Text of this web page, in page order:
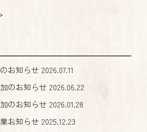
お知らせ 2026.07.11
のお知らせ 2026.06.22
のお知らせ 2026.01.28
お知らせ 2025.12.23